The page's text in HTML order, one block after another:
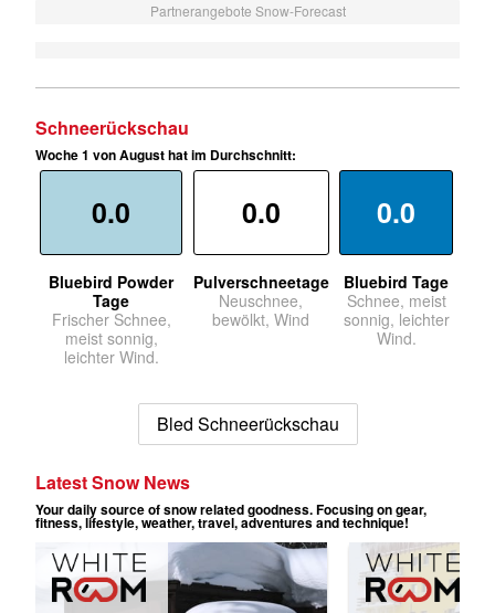
Partnerangebote Snow-Forecast
Schneerückschau
Woche 1 von August hat im Durchschnitt:
0.0
Bluebird Powder
Tage
Frischer Schnee,
meist sonnig,
leichter Wind.
0.0
Pulverschneetage
Neuschnee,
bewölkt, Wind
0.0
Bluebird Tage
Schnee, meist
sonnig, leichter
Wind.
Bled Schneerückschau